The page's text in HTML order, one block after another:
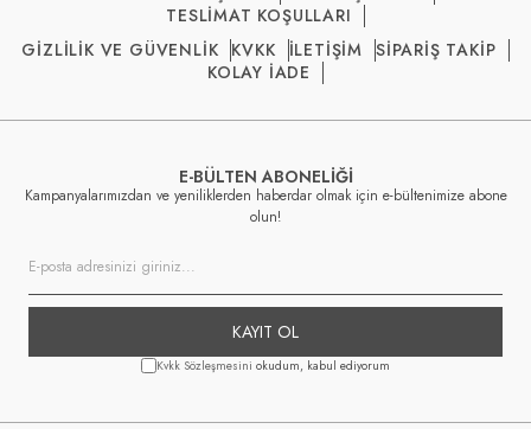
TESLİMAT KOŞULLARI
GİZLİLİK VE GÜVENLİK KVKK İLETİŞİM
SİPARİŞ TAKİP
KOLAY İADE
E-BÜLTEN ABONELİĞİ
Kampanyalarımızdan ve yeniliklerden haberdar olmak için e-bültenimize abone
olun!
KAYIT OL
Kvkk Sözleşmesini okudum, kabul ediyorum